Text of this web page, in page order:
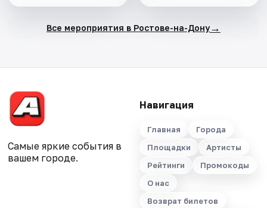
Все мероприятия в Ростове-на-Дону→
Самые яркие события в
вашем городе.
Навигация
Главная
Города
Площадки
Артисты
Рейтинги
Промокоды
О нас
Возврат билетов